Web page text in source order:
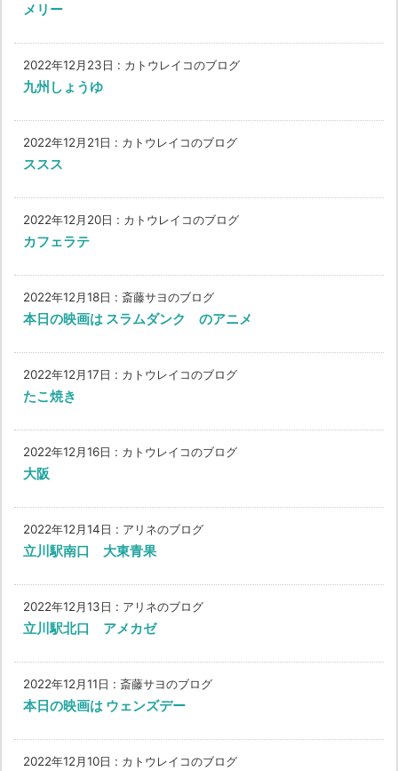
メリー
2022年12月23日 : カトウレイコのブログ
九州しょうゆ
2022年12月21日 : カトウレイコのブログ
ススス
2022年12月20日 : カトウレイコのブログ
カフェラテ
2022年12月18日 : 斎藤サヨのブログ
本日の映画は スラムダンク のアニメ
2022年12月17日 : カトウレイコのブログ
たこ焼き
2022年12月16日 : カトウレイコのブログ
大阪
2022年12月14日 : アリネのブログ
立川駅南口 大東青果
2022年12月13日 : アリネのブログ
立川駅北口 アメカゼ
2022年12月11日 : 斎藤サヨのブログ
本日の映画は ウェンズデー
2022年12月10日 : カトウレイコのブログ